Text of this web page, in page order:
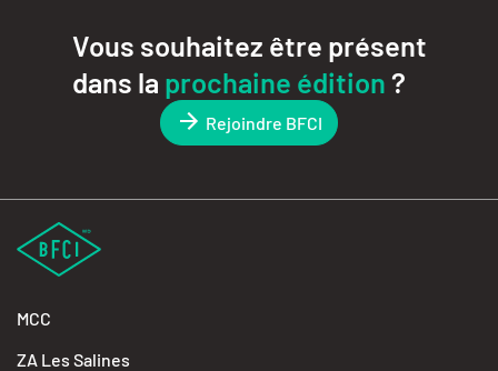
Vous souhaitez être présent
dans la prochaine édition?
Rejoindre BFCI
MCC
ZA Les Salines